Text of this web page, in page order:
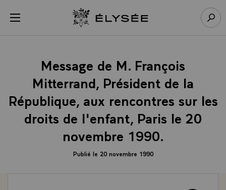
menu Retour à l’accueil Élysée
Message de M. François
Mitterrand, Président de la
République, aux rencontres sur les
droits de l'enfant, Paris le 20
novembre 1990.
Publié le 20 novembre 1990
Panneau de gestion des cookies